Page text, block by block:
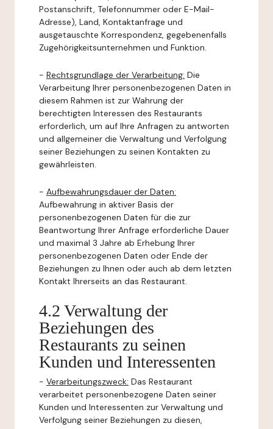
Postanschrift, Telefonnummer oder E-Mail-
Adresse), Land, Kontaktanfrage und
ausgetauschte Korrespondenz, gegebenenfalls
Zugehörigkeitsunternehmen und Funktion.
- Rechtsgrundlage der Verarbeitung: Die
Verarbeitung Ihrer personenbezogenen Daten in
diesem Rahmen ist zur Wahrung der
berechtigten Interessen des Restaurants
erforderlich, um auf Ihre Anfragen zu antworten
und allgemeiner die Verwaltung und Verfolgung
seiner Beziehungen zu seinen Kontakten zu
gewährleisten.
- Aufbewahrungsdauer der Daten:
Aufbewahrung in aktiver Basis der
personenbezogenen Daten für die zur
Beantwortung Ihrer Anfrage erforderliche Dauer
und maximal 3 Jahre ab Erhebung Ihrer
personenbezogenen Daten oder Ende der
Beziehungen zu Ihnen oder auch ab dem letzten
Kontakt Ihrerseits an das Restaurant.
4.2 Verwaltung der
Beziehungen des
Restaurants zu seinen
Kunden und Interessenten
- Verarbeitungszweck: Das Restaurant
verarbeitet personenbezogene Daten seiner
Kunden und Interessenten zur Verwaltung und
Verfolgung seiner Beziehungen zu diesen,